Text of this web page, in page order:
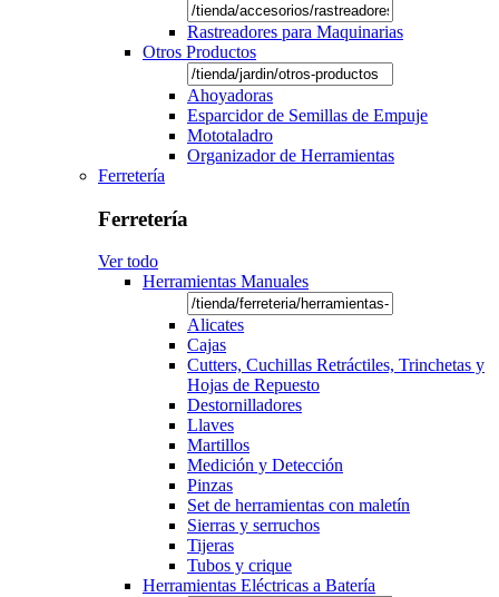
Rastreadores para Maquinarias
Otros Productos
Ahoyadoras
Esparcidor de Semillas de Empuje
Mototaladro
Organizador de Herramientas
Ferretería
Ferretería
Ver todo
Herramientas Manuales
Alicates
Cajas
Cutters, Cuchillas Retráctiles, Trinchetas y
Hojas de Repuesto
Destornilladores
Llaves
Martillos
Medición y Detección
Pinzas
Set de herramientas con maletín
Sierras y serruchos
Tijeras
Tubos y crique
Herramientas Eléctricas a Batería